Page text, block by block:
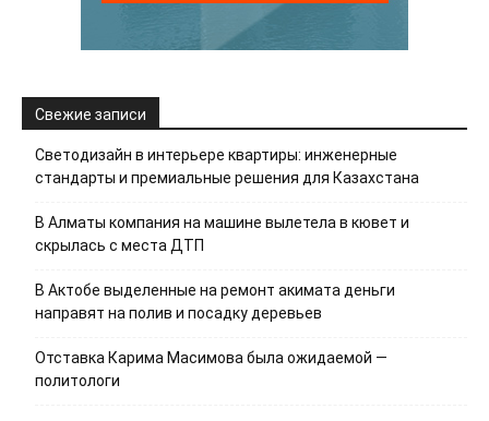
Свежие записи
Светодизайн в интерьере квартиры: инженерные
стандарты и премиальные решения для Казахстана
В Алматы компания на машине вылетела в кювет и
скрылась с места ДТП
В Актобе выделенные на ремонт акимата деньги
направят на полив и посадку деревьев
Отставка Карима Масимова была ожидаемой —
политологи